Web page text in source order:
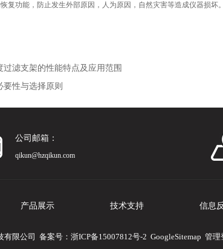
功能，防止发生外部原因，人为原因，自然灾害等造成仪器损坏。
过滤支架的性能特点及应用范围
要性与选择原则
公司邮箱：
qikun@hzqikun.com
产品展示 技术支持 信息
有限公司 备案号： 浙ICP备15007812号-2 GoogleSitemap 管理